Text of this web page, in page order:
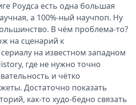
Роудса есть одна большая
а 100%-ный научпоп. Ну
В чём проблема-то?
на сценарий к
на известном западном
где не нужно точно
и чётко
Достаточно показать
как-то худо-бедно связать